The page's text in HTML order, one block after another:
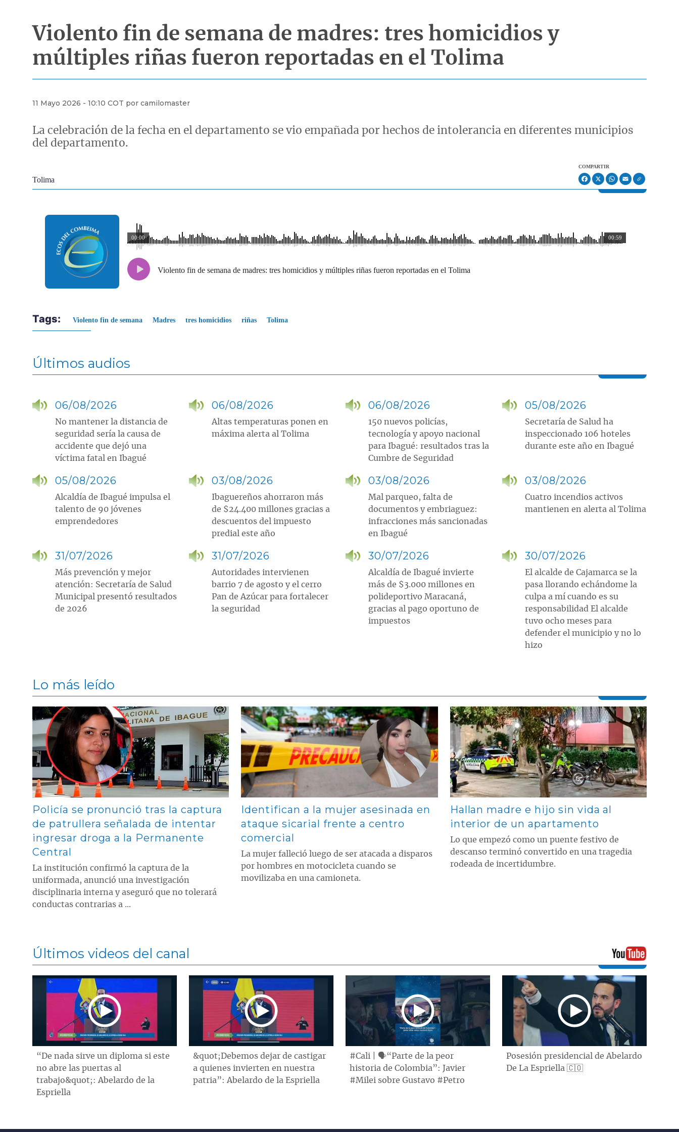
Violento fin de semana de madres: tres homicidios y
múltiples riñas fueron reportadas en el Tolima
11 Mayo 2026 - 10:10 COT por camilomaster
La celebración de la fecha en el departamento se vio empañada por hechos de intolerancia en diferentes municipios
del departamento.
Econoticias y Eventos
Tolima
COMPARTIR
Facebook
X WhatsApp
Email
00:59
00:00
Violento fin de semana de madres: tres homicidios y múltiples riñas fueron reportadas en el Tolima
Tags: Violento fin de semana Madres tres homicidios riñas Tolima
Últimos audios
06/08/2026
No mantener la distancia de
seguridad sería la causa de
accidente que dejó una
víctima fatal en Ibagué
06/08/2026
Altas temperaturas ponen en
máxima alerta al Tolima
06/08/2026
150 nuevos policías,
tecnología y apoyo nacional
para Ibagué: resultados tras la
Cumbre de Seguridad
05/08/2026
Secretaría de Salud ha
inspeccionado 106 hoteles
durante este año en Ibagué
05/08/2026
Alcaldía de Ibagué impulsa el
talento de 90 jóvenes
emprendedores
03/08/2026
Ibaguereños ahorraron más
de $24.400 millones gracias a
descuentos del impuesto
predial este año
03/08/2026
Mal parqueo, falta de
documentos y embriaguez:
infracciones más sancionadas
en Ibagué
03/08/2026
Cuatro incendios activos
mantienen en alerta al Tolima
31/07/2026
Más prevención y mejor
atención: Secretaría de Salud
Municipal presentó resultados
de 2026
31/07/2026
Autoridades intervienen
barrio 7 de agosto y el cerro
Pan de Azúcar para fortalecer
la seguridad
30/07/2026
Alcaldía de Ibagué invierte
más de $3.000 millones en
polideportivo Maracaná,
gracias al pago oportuno de
impuestos
30/07/2026
El alcalde de Cajamarca se la
pasa llorando echándome la
culpa a mí cuando es su
responsabilidad El alcalde
tuvo ocho meses para
defender el municipio y no lo
hizo
Lo más leído
Contenido multimedia principal
Policía se pronunció tras la captura
de patrullera señalada de intentar
ingresar droga a la Permanente
Central
La institución confirmó la captura de la
uniformada, anunció una investigación
disciplinaria interna y aseguró que no tolerará
conductas contrarias a ...
Contenido multimedia principal
Identifican a la mujer asesinada en
ataque sicarial frente a centro
comercial
La mujer falleció luego de ser atacada a disparos
por hombres en motocicleta cuando se
movilizaba en una camioneta.
Contenido multimedia principal
Hallan madre e hijo sin vida al
interior de un apartamento
Lo que empezó como un puente festivo de
descanso terminó convertido en una tragedia
rodeada de incertidumbre.
Últimos videos del canal
“De nada sirve un diploma si este
no abre las puertas al
trabajo&quot;: Abelardo de la
Espriella
&quot;Debemos dejar de castigar
a quienes invierten en nuestra
patria”: Abelardo de la Espriella
#Cali | 🗣“Parte de la peor
historia de Colombia”: Javier
#Milei sobre Gustavo #Petro
Posesión presidencial de Abelardo
De La Espriella 🇨🇴